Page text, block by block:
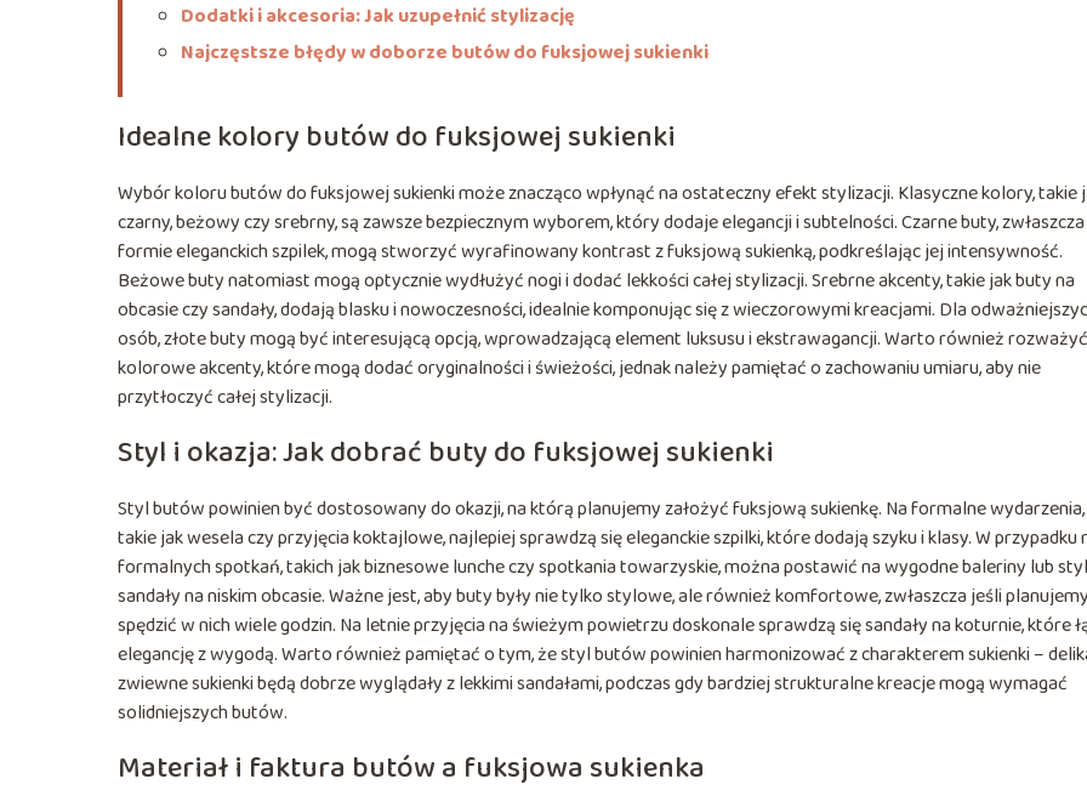
Dodatki i akcesoria: Jak uzupełnić stylizację
Najczęstsze błędy w doborze butów do fuksjowej sukienki
Idealne kolory butów do fuksjowej sukienki
Wybór koloru butów do fuksjowej sukienki może znacząco wpłynąć na ostateczny efekt stylizacji. Klasyczne kolory, takie
czarny, beżowy czy srebrny, są zawsze bezpiecznym wyborem, który dodaje elegancji i subtelności. Czarne buty,
formie eleganckich szpilek, mogą stworzyć wyrafinowany kontrast z fuksjową sukienką, podkreślając jej intensywność.
Beżowe buty natomiast mogą optycznie wydłużyć nogi i dodać lekkości całej stylizacji. Srebrne akcenty, takie jak buty na
obcasie czy sandały, dodają blasku i nowoczesności, idealnie komponując się z wieczorowymi kreacjami. Dla
osób, złote buty mogą być interesującą opcją, wprowadzającą element luksusu i ekstrawagancji. Warto również rozważyć
kolorowe akcenty, które mogą dodać oryginalności i świeżości, jednak należy pamiętać o zachowaniu umiaru, aby nie
przytłoczyć całej stylizacji.
Styl i okazja: Jak dobrać buty do fuksjowej sukienki
Styl butów powinien być dostosowany do okazji, na którą planujemy założyć fuksjową sukienkę. Na formalne wydarzenia,
takie jak wesela czy przyjęcia koktajlowe, najlepiej sprawdzą się eleganckie szpilki, które dodają szyku i klasy. W przypadku
formalnych spotkań, takich jak biznesowe lunche czy spotkania towarzyskie, można postawić na wygodne baleriny lub
sandały na niskim obcasie. Ważne jest, aby buty były nie tylko stylowe, ale również komfortowe, zwłaszcza jeśli planujemy
spędzić w nich wiele godzin. Na letnie przyjęcia na świeżym powietrzu doskonale sprawdzą się sandały na koturnie, które
elegancję z wygodą. Warto również pamiętać o tym, że styl butów powinien harmonizować z charakterem sukienki –
zwiewne sukienki będą dobrze wyglądały z lekkimi sandałami, podczas gdy bardziej strukturalne kreacje mogą wymagać
solidniejszych butów.
Materiał i faktura butów a fuksjowa sukienka